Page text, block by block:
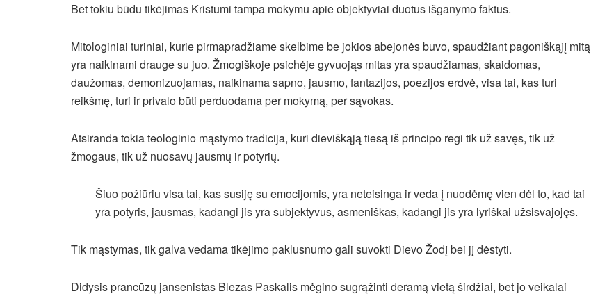
Bet tokiu būdu tikėjimas Kristumi tampa mokymu apie objektyviai duotus išganymo faktus.
Mitologiniai turiniai, kurie pirmapradžiame skelbime be jokios abejonės buvo, spaudžiant pagoniškąjį mitą
yra naikinami drauge su juo. Žmogiškoje psichėje gyvuojąs mitas yra spaudžiamas, skaidomas,
daužomas, demonizuojamas, naikinama sapno, jausmo, fantazijos, poezijos erdvė, visa tai, kas turi
reikšmę, turi ir privalo būti perduodama per mokymą, per sąvokas.
Atsiranda tokia teologinio mąstymo tradicija, kuri dieviškąją tiesą iš principo regi tik už savęs, tik už
žmogaus, tik už nuosavų jausmų ir potyrių.
Šiuo požiūriu visa tai, kas susiję su emocijomis, yra neteisinga ir veda į nuodėmę vien dėl to, kad tai
yra potyris, jausmas, kadangi jis yra subjektyvus, asmeniškas, kadangi jis yra lyriškai užsisvajojęs.
Tik mąstymas, tik galva vedama tikėjimo paklusnumo gali suvokti Dievo Žodį bei jį dėstyti.
Didysis prancūzų jansenistas Blezas Paskalis mėgino sugrąžinti deramą vietą širdžiai, bet jo veikalai